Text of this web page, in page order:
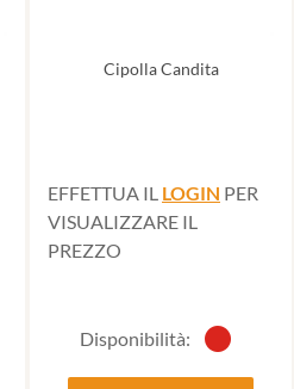
Cipolla Candita
EFFETTUA IL LOGIN PER
VISUALIZZARE IL
PREZZO
Disponibilità: